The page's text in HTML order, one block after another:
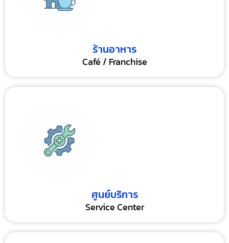
ร้านอาหาร
Café / Franchise
ศูนย์บริการ
Service Center